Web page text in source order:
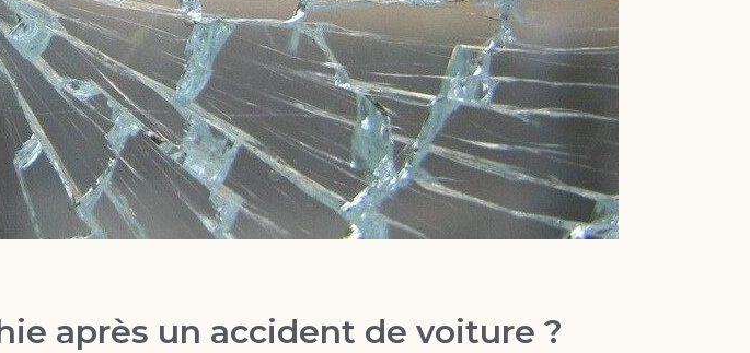
après un accident de voiture ?